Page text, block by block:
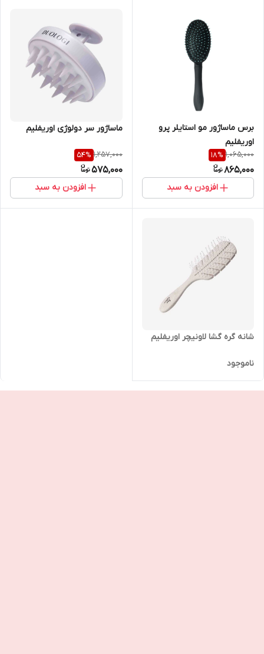
برس ماساژور مو استایلر پرو
اوریفلیم
1,065,000
18%
865,000
افزودن به سبد
ماساژور سر دولوژی اوریفلیم
1,257,000
54%
575,000
افزودن به سبد
شانه گره گشا لاونیچر اوریفلیم
ناموجود